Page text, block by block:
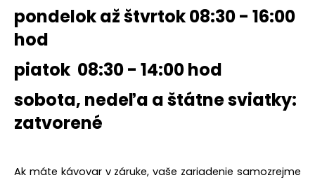
pondelok až štvrtok 08:30 - 16:00
hod
piatok 08:30 - 14:00 hod
sobota, nedeľa a štátne sviatky:
zatvorené
Ak máte kávovar v záruke, vaše zariadenie samozrejme
a
m
e